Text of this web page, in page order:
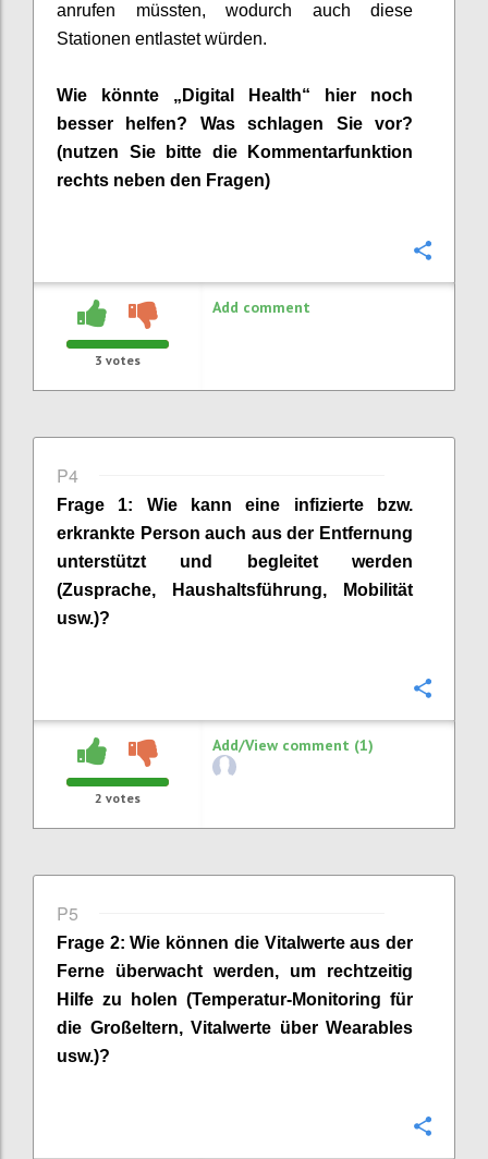
anrufen müssten, wodurch auch diese
Stationen entlastet würden.
Wie könnte „Digital Health“
hier noch
besser helfen? Was schlagen Sie vor?
(nutzen Sie bitte die Kommentarfunktion
rechts neben den Fragen)
3 votes
Add comment
P4
Frage 1: Wie kann eine infizierte bzw.
erkrankte Person auch aus der Entfernung
unterstützt und begleitet werden
(Zusprache, Haushaltsführung, Mobilität
usw.)?
2 votes
Add/View comment (1)
P5
Frage 2:Wie können die Vitalwerte aus der
Ferne überwacht werden, um rechtzeitig
Hilfe zu holen (Temperatur-Monitoring für
die Großeltern, Vitalwerte über Wearables
usw.)?